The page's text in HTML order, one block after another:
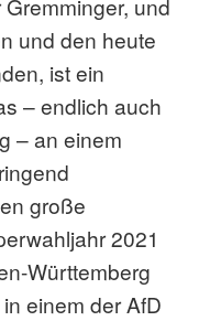
und
und den heute
ist ein
– endlich auch
– an einem
große
2021
Württemberg
einem der AfD